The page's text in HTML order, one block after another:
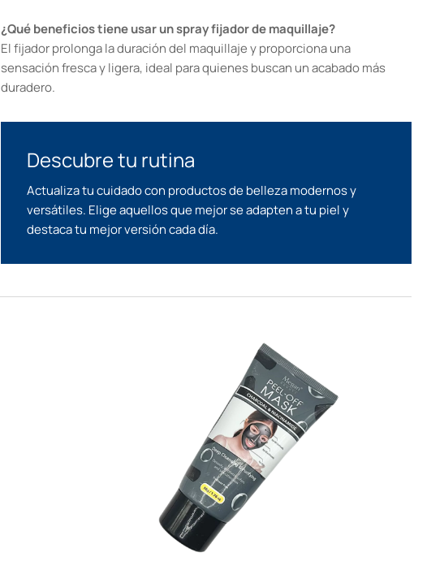
¿Qué beneficios tiene usar un spray fijador de maquillaje?
El fijador prolonga la duración del maquillaje y proporciona una
sensación fresca y ligera, ideal para quienes buscan un acabado más
duradero.
Descubre tu rutina
Actualiza tu cuidado con productos de belleza modernos y
versátiles. Elige aquellos que mejor se adapten a tu piel y
destaca tu mejor versión cada día.